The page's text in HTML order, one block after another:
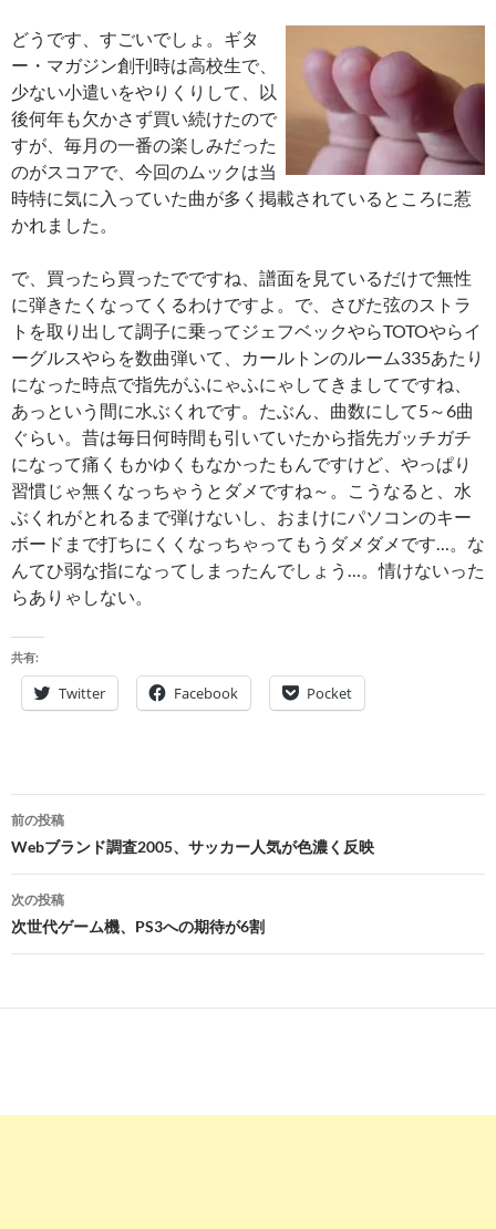
どうです、すごいでしょ。ギタ
ー・マガジン創刊時は高校生で、
少ない小遣いをやりくりして、以
後何年も欠かさず買い続けたので
すが、毎月の一番の楽しみだった
のがスコアで、今回のムックは当
時特に気に入っていた曲が多く掲載されているところに惹
かれました。
で、買ったら買ったでですね、譜面を見ているだけで無性
に弾きたくなってくるわけですよ。で、さびた弦のストラ
トを取り出して調子に乗ってジェフベックやらTOTOやらイ
ーグルスやらを数曲弾いて、カールトンのルーム335あたり
になった時点で指先がふにゃふにゃしてきましてですね、
あっという間に水ぶくれです。たぶん、曲数にして5～6曲
ぐらい。昔は毎日何時間も引いていたから指先ガッチガチ
になって痛くもかゆくもなかったもんですけど、やっぱり
習慣じゃ無くなっちゃうとダメですね～。こうなると、水
ぶくれがとれるまで弾けないし、おまけにパソコンのキー
ボードまで打ちにくくなっちゃってもうダメダメです…。な
んてひ弱な指になってしまったんでしょう…。情けないった
らありゃしない。
共有:
Twitter Facebook Pocket
投
稿
ナ
ビ
ゲ
ー
ン
前の投稿
Webブランド調査2005、サッカー人気が色濃く反映
次の投稿
次世代ゲーム機、PS3への期待が6割